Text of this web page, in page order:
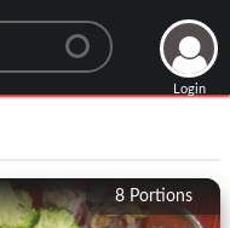
Login
8 Portions